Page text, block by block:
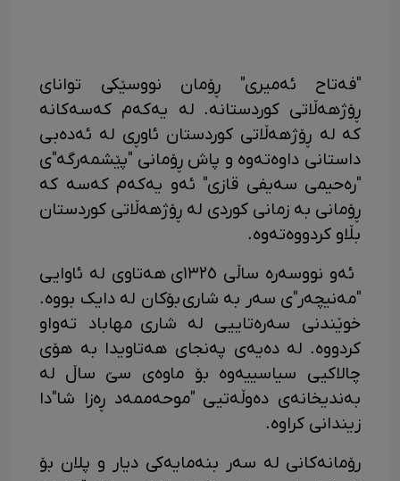
"فەتاح ئەمیری" ڕۆمان نووسێکی توانای
ڕۆژهەڵاتی کوردستانە. لە یەکەم کەسەکانە
کە لە ڕۆژهەڵاتی کوردستان ئاوڕی لە ئەدەبی
داستانی داوەتەوە و پاش ڕۆمانی "پێشمەرگە"ی
"رەحیمی سەیفی قازی" ئەو یەکەم کەسە کە
ڕۆمانی بە زمانی کوردی لە ڕۆژهەڵاتی کوردستان
بڵاو کردووەتەوە.
ئەو نووسەرە ساڵی ١٣٢٥ی ھەتاوی لە ئاوایی
"مەنیچەر"ی سەر بە شاری بۆکان لە دایک بووە.
خوێندنی سەرەتاییی لە شاری مهاباد تەواو
کردووە. لە دەیەی پەنجای هەتاویدا بە هۆی
چالاکیی سیاسییەوە بۆ ماوەی سێ ساڵ لە
بەندیخانەی دەوڵەتیی "موحەممەد ڕەزا شا"دا
زیندانی کراوە.
رۆمانەکانی لە سەر بنەمایەکی دیار و پلان بۆ